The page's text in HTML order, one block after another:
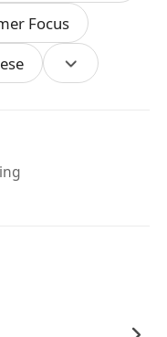
車牌及車牌
作與生活更
Focus